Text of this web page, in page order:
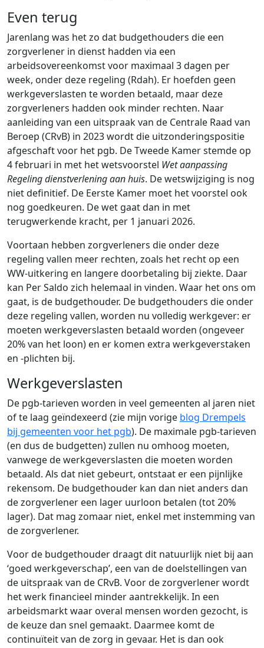
Even terug
Jarenlang was het zo dat budgethouders die een
zorgverlener in dienst hadden via een
arbeidsovereenkomst voor maximaal 3 dagen per
week, onder deze regeling (Rdah). Er hoefden geen
werkgeverslasten te worden betaald, maar deze
zorgverleners hadden ook minder rechten. Naar
aanleiding van een uitspraak van de Centrale Raad van
Beroep (CRvB) in 2023 wordt die uitzonderingspositie
afgeschaft voor het pgb. De Tweede Kamer stemde op
4 februari in met het wetsvoorstel Wet aanpassing
Regeling dienstverlening aan huis. De wetswijziging is nog
niet definitief. De Eerste Kamer moet het voorstel ook
nog goedkeuren. De wet gaat dan in met
terugwerkende kracht, per 1 januari 2026.
Voortaan hebben zorgverleners die onder deze
regeling vallen meer rechten, zoals het recht op een
WW-uitkering en langere doorbetaling bij ziekte. Daar
kan Per Saldo zich helemaal in vinden. Waar het ons om
gaat, is de budgethouder. De budgethouders die onder
deze regeling vallen, worden nu volledig werkgever: er
moeten werkgeverslasten betaald worden (ongeveer
20% van het loon) en er komen extra werkgeverstaken
en -plichten bij.
Werkgeverslasten
De pgb-tarieven worden in veel gemeenten al jaren niet
of te laag geïndexeerd (zie mijn vorige blog Drempels
bij gemeenten voor het pgb). De maximale pgb-tarieven
(en dus de budgetten) zullen nu omhoog moeten,
vanwege de werkgeverslasten die moeten worden
betaald. Als dat niet gebeurt, ontstaat er een pijnlijke
rekensom. De budgethouder kan dan niet anders dan
de zorgverlener een lager uurloon betalen (tot 20%
lager). Dat mag zomaar niet, enkel met instemming van
de zorgverlener.
Voor de budgethouder draagt dit natuurlijk niet bij aan
‘goed werkgeverschap’, een van de doelstellingen van
de uitspraak van de CRvB. Voor de zorgverlener wordt
het werk financieel minder aantrekkelijk. In een
arbeidsmarkt waar overal mensen worden gezocht, is
de keuze dan snel gemaakt. Daarmee komt de
continuïteit van de zorg in gevaar. Het is dan ook